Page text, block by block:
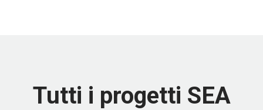
Tutti i progetti SEA